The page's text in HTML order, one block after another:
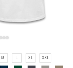
M L XL XXL